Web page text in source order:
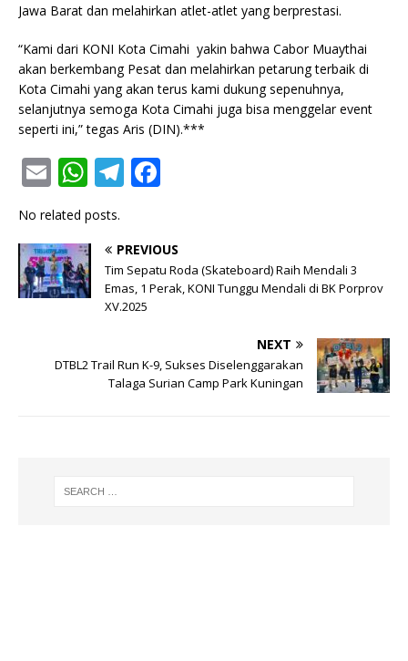
Jawa Barat dan melahirkan atlet-atlet yang berprestasi.
“Kami dari KONI Kota Cimahi yakin bahwa Cabor Muaythai
akan berkembang Pesat dan melahirkan petarung terbaik di
Kota Cimahi yang akan terus kami dukung sepenuhnya,
selanjutnya semoga Kota Cimahi juga bisa menggelar event
seperti ini,” tegas Aris (DIN).***
E
m
ai
l
W
h
at
s
A
p
T
el
g
ra
m
e
b
k
No related posts.
PREVIOUS
Tim Sepatu Roda (Skateboard) Raih Mendali 3
Emas, 1 Perak, KONI Tunggu Mendali di BK Porprov
XV.2025
NEXT
DTBL2 Trail Run K-9, Sukses Diselenggarakan
Talaga Surian Camp Park Kuningan